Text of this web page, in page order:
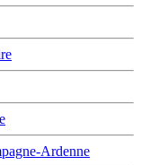
Ardenne